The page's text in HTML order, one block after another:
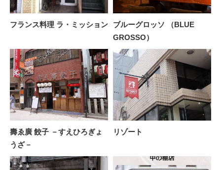
フランス料理 ラ・ミッション
ブルーグロッソ （BLUE
GROSSO）
壽ゑ廣 餃子 －すえひろぎょ
うざ－
リゾート